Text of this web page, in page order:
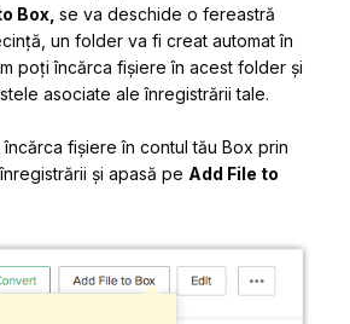
Box, se va deschide o fereastră
un folder va fi creat automat în
poți încărca fișiere în acest folder și
asociate ale înregistrării tale.
fișiere în contul tău Box prin
și apasă pe Add File to